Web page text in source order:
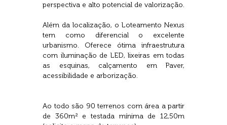
perspectiva e alto potencial de valorização.
Além da localização, o Loteamento Nexus
tem como diferencial o excelente
urbanismo. Oferece ótima infraestrutura
com iluminação de LED, lixeiras em todas
as esquinas, calçamento em Paver,
acessibilidade e arborização.
Ao todo são 90 terrenos com área a partir
de 360m² e testada mínima de 12,50m